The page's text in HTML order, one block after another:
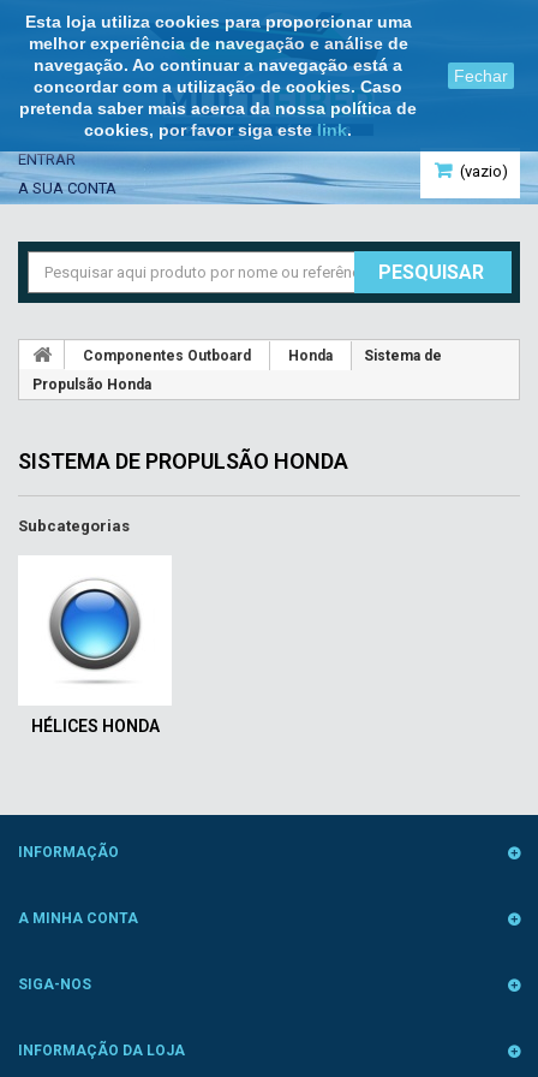
Esta loja utiliza cookies para proporcionar uma
melhor experiência de navegação e análise de
navegação. Ao continuar a navegação está a
concordar com a utilização de cookies. Caso
pretenda saber mais acerca da nossa política de
cookies, por favor siga este link.
Fechar
(vazio)
ENTRAR
A SUA CONTA
PESQUISAR
Componentes Outboard Honda
Sistema de
Propulsão Honda
SISTEMA DE PROPULSÃO HONDA
Subcategorias
HÉLICES HONDA
INFORMAÇÃO
A MINHA CONTA
SIGA-NOS
INFORMAÇÃO DA LOJA